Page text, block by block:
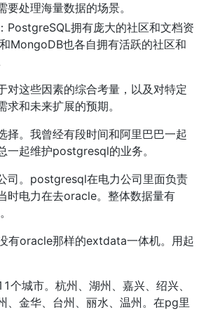
要处理海量数据的场景。
PostgreSQL拥有庞大的社区和文档资
MongoDB也各自拥有活跃的社区和
对这些因素的综合考量，以及对特定
求和未来扩展的预期。
择。我曾经有段时间和阿里巴巴一起
一起维护postgresql的业务。
司。postgresql在电力公司里面负责
时电力在去oracle。整体数据量有
有oracle那样的extdata一体机。用起
个城市。杭州、湖州、嘉兴、绍兴、
、金华、台州、丽水、温州。在pg里